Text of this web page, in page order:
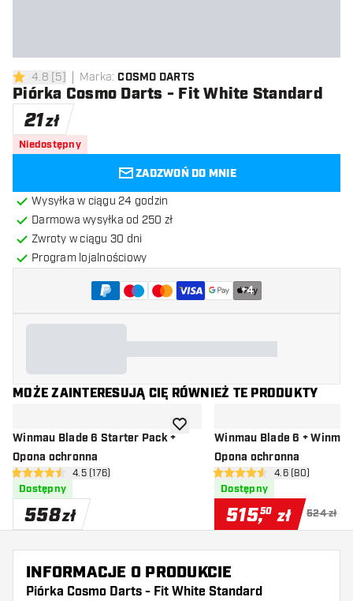
4.8 gwiazdki oceny
4.8 [5] Marka: COSMO DARTS
Piórka Cosmo Darts - Fit White Standard
21zł
Niedostępny
ZADZWOŃ DO MNIE
Wysyłka w ciągu 24 godzin
Darmowa wysyłka od 250 zł
Zwroty w ciągu 30 dni
Program lojalnościowy
+4
MOŻE ZAINTERESUJĄ CIĘ RÓWNIEŻ TE PRODUKTY
Winmau Blade 6 Starter Pack +
Opona ochronna
otwórz panel recenzji
4.5 gwiazdki oceny
4.5 (176)
Dostępny
558zł
dodaj do listy życzeń
Winmau Blade 6 +
Opona ochronna
otwórz panel
4.6 gwiazdki oceny
4.6 (80)
Dostępny
515,50 zł 524 zł
INFORMACJE O PRODUKCIE
Piórka Cosmo Darts - Fit White Standard